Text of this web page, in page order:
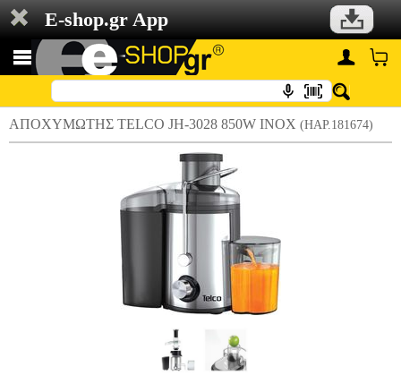
E-shop.gr App
ΑΠΟΧΥΜΩΤΗΣ TELCO JH-3028 850W INOX (HAP.181674)